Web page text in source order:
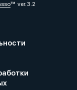
ver. 3.2